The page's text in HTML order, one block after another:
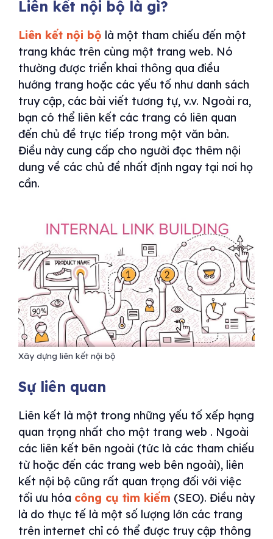
Liên kết nội bộ là gì?
Liên kết nội bộ là một tham chiếu đến một
trang khác trên cùng một trang web. Nó
thường được triển khai thông qua điều
hướng trang hoặc các yếu tố như danh sách
truy cập, các bài viết tương tự, v.v. Ngoài ra,
bạn có thể liên kết các trang có liên quan
đến chủ đề trực tiếp trong một văn bản.
Điều này cung cấp cho người đọc thêm nội
dung về các chủ đề nhất định ngay tại nơi họ
cần.
Xây dựng liên kết nội bộ
Sự liên quan
Liên kết là một trong những yếu tố xếp hạng
quan trọng nhất cho một trang web . Ngoài
các liên kết bên ngoài (tức là các tham chiếu
từ hoặc đến các trang web bên ngoài), liên
kết nội bộ cũng rất quan trọng đối với việc
tối ưu hóa công cụ tìm kiếm (SEO). Điều này
là do thực tế là một số lượng lớn các trang
trên internet chỉ có thể được truy cập thông